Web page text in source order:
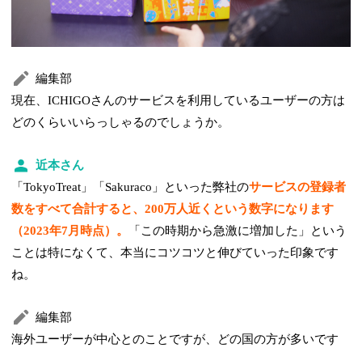
編集部
現在、ICHIGOさんのサービスを利用しているユーザーの方は
どのくらいいらっしゃるのでしょうか。
近本さん
「TokyoTreat」「Sakuraco」といった弊社のサービスの登録者
数をすべて合計すると、200万人近くという数字になります
（2023年7月時点）。
「この時期から急激に増加した」という
ことは特になくて、本当にコツコツと伸びていった印象です
ね。
編集部
海外ユーザーが中心とのことですが、どの国の方が多いです